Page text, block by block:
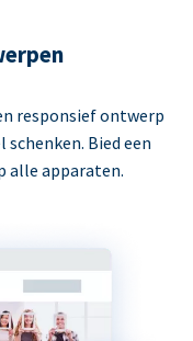
responsief ontwerp
Bied een
alle apparaten.